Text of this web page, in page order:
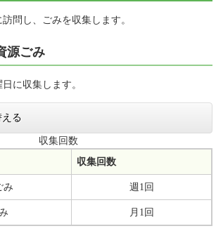
問し、ごみを収集します。
源ごみ
に収集します。
る
収集回数
収集回数
み 週1回
月1回